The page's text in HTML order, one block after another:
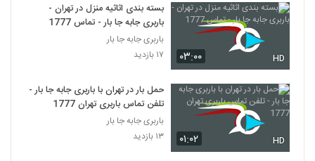
۰۳:۰۰ HD
بسته بندی اثاثیه منزل در تهران -
باربری جابه جا بار - تماس 1777
باربری جابه جا بار
۱۷ بازدید
۰۱:۰۲ HD
حمل بار در تهران با باربری جابه جا بار -
تلفن تماس باربری تهران 1777
باربری جابه جا بار
۱۳ بازدید